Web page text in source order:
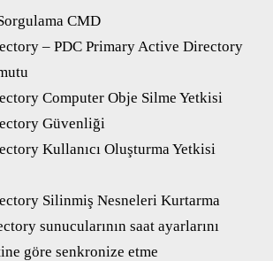
CMD
– PDC Primary Active Directory
Computer Obje Silme Yetkisi
Güvenliği
Kullanıcı Oluşturma Yetkisi
Silinmiş Nesneleri Kurtarma
sunucularının saat ayarlarını
göre senkronize etme